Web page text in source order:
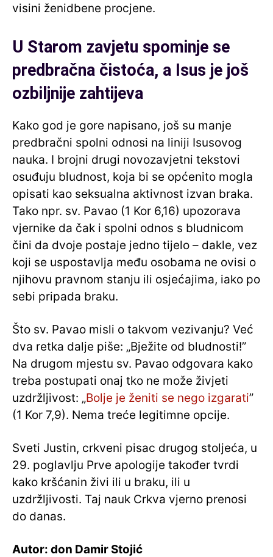
visini ženidbene procjene.
U Starom zavjetu spominje se
predbračna čistoća, a Isus je još
ozbiljnije zahtijeva
Kako god je gore napisano, još su manje
predbračni spolni odnosi na liniji Isusovog
nauka. I brojni drugi novozavjetni tekstovi
osuđuju bludnost, koja bi se općenito mogla
opisati kao seksualna aktivnost izvan braka.
Tako npr. sv. Pavao (1 Kor 6,16) upozorava
vjernike da čak i spolni odnos s bludnicom
čini da dvoje postaje jedno tijelo – dakle, vez
koji se uspostavlja među osobama ne ovisi o
njihovu pravnom stanju ili osjećajima, iako po
sebi pripada braku.
Što sv. Pavao misli o takvom vezivanju? Već
dva retka dalje piše: „Bježite od bludnosti!”
Na drugom mjestu sv. Pavao odgovara kako
treba postupati onaj tko ne može živjeti
uzdržljivost: „Bolje je ženiti se nego izgarati”
(1 Kor 7,9). Nema treće legitimne opcije.
Sveti Justin, crkveni pisac drugog stoljeća, u
29. poglavlju Prve apologije također tvrdi
kako kršćanin živi ili u braku, ili u
uzdržljivosti. Taj nauk Crkva vjerno prenosi
do danas.
Autor: don Damir Stojić